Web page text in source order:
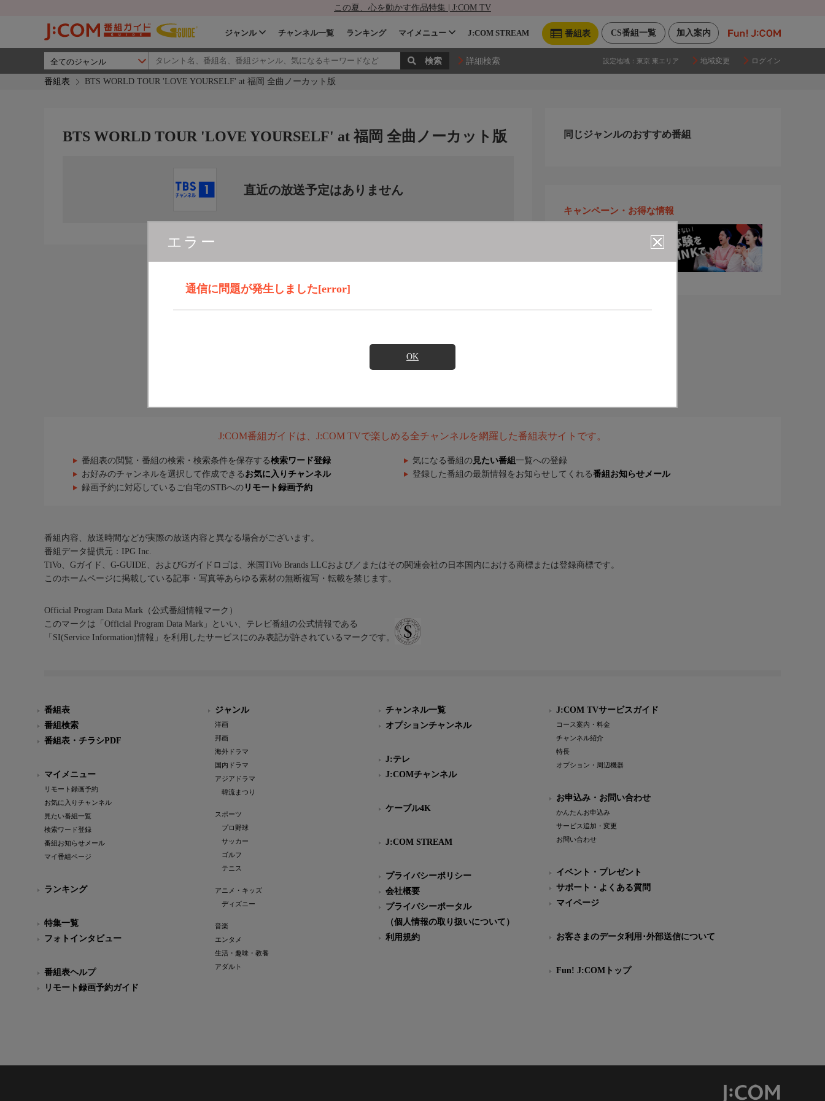
この夏、心を動かす作品特集 | J:COM TV
加入案内
CS番組一覧
番組表
ジャンル チャンネル一覧 ランキング マイメニュー J:COM STREAM
詳細検索 設定地域： 東京 東エリア 地域変更 ログイン
番組表 BTS WORLD TOUR 'LOVE YOURSELF' at 福岡 全曲ノーカット版
エラー
通信に問題が発生しました[error]
OK
BTS WORLD TOUR 'LOVE YOURSELF' at 福岡 全曲ノーカット版
直近の放送予定はありません
同じジャンルのおすすめ番組
キャンペーン・お得な情報
J:COM番組ガイドは、J:COM TVで楽しめる全チャンネルを網羅した番組表サイトです。
番組表の閲覧・番組の検索・検索条件を保存する検索ワード登録 気になる番組の 見たい番組 一覧への登録
お好みのチャンネルを選択して作成できる お気に入りチャンネル 登録した番組の最新情報をお知らせしてくれる番組お知らせメール
録画予約に対応しているご自宅のSTBへの リモート録画予約
番組内容、放送時間などが実際の放送内容と異なる場合がございます。
番組データ提供元：IPG Inc.
TiVo、Gガイド、G-GUIDE、およびGガイドロゴは、米国TiVo Brands LLCおよび／またはその関連会社の日本国内における商標または登録商標です。
このホームページに掲載している記事・写真等あらゆる素材の無断複写・転載を禁じます。
Official Program Data Mark（公式番組情報マーク）
このマークは「Official Program Data Mark」といい、テレビ番組の公式情報である
「SI(Service Information)情報」を利用したサービスにのみ表記が許されているマークです。
番組表
番組検索
番組表・チラシPDF
マイメニュー
リモート録画予約
お気に入りチャンネル
見たい番組一覧
検索ワード登録
番組お知らせメール
マイ番組ページ
ランキング
特集一覧
フォトインタビュー
番組表ヘルプ
リモート録画予約ガイド
ジャンル
洋画
邦画
海外ドラマ
国内ドラマ
アジアドラマ
韓流まつり
スポーツ
プロ野球
サッカー
ゴルフ
テニス
アニメ・キッズ
ディズニー
音楽
エンタメ
生活・趣味・教養
アダルト
チャンネル一覧
オプションチャンネル
J:テレ
J:COMチャンネル
ケーブル4K
J:COM STREAM
プライバシーポリシー
会社概要
プライバシーポータル
（個人情報の取り扱いについて）
利用規約
J:COM TVサービスガイド
コース案内・料金
チャンネル紹介
特長
オプション・周辺機器
お申込み・お問い合わせ
かんたんお申込み
サービス追加・変更
お問い合わせ
イベント・プレゼント
サポート・よくある質問
マイページ
お客さまのデータ利用･外部送信について
Fun! J:COMトップ